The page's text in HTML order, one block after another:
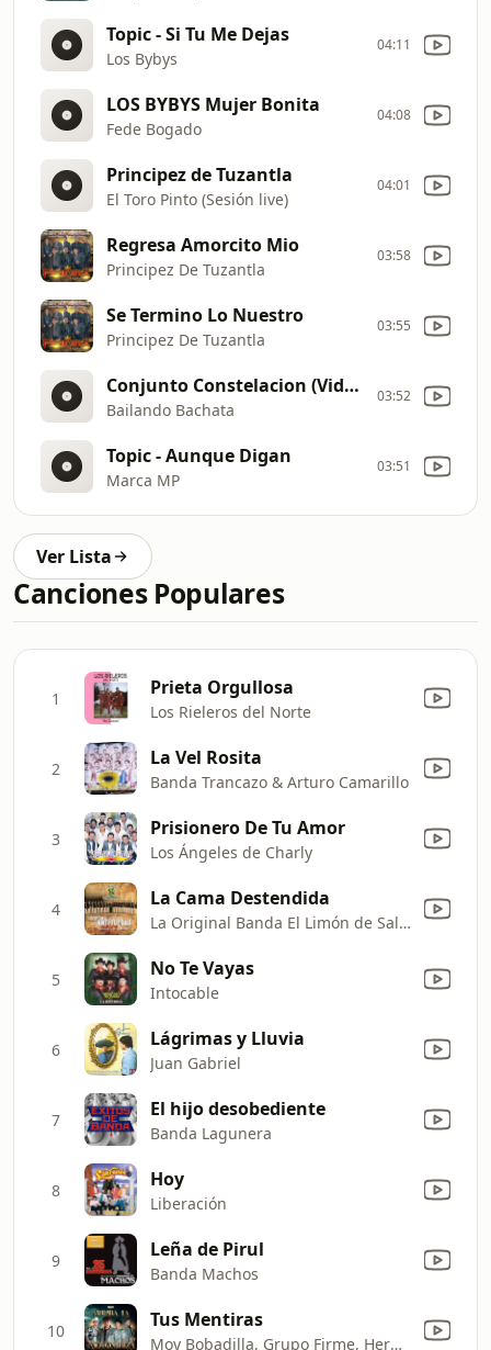
Topic - Si Tu Me Dejas
Los Bybys
04:11
LOS BYBYS Mujer Bonita
Fede Bogado
04:08
Principez de Tuzantla
El Toro Pinto (Sesión live)
04:01
Regresa Amorcito Mio
Principez De Tuzantla
03:58
Se Termino Lo Nuestro
Principez De Tuzantla
03:55
Conjunto Constelacion (Video Oficial)
Bailando Bachata
03:52
Topic - Aunque Digan
Marca MP
03:51
Ver Lista
Canciones Populares
1 Prieta Orgullosa
Los Rieleros del Norte
2 La Vel Rosita
Banda Trancazo & Arturo Camarillo
3 Prisionero De Tu Amor
Los Ángeles de Charly
4 La Cama Destendida
La Original Banda El Limón de Salvador Lizárraga
5 No Te Vayas
Intocable
6 Lágrimas y Lluvia
Juan Gabriel
7 El hijo desobediente
Banda Lagunera
8 Hoy
Liberación
9 Leña de Pirul
Banda Machos
10 Tus Mentiras
Moy Bobadilla, Grupo Firme, Hernan Sepulveda & Max Peraza